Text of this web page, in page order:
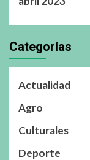
Categorías
Actualidad
Agro
Culturales
Deporte